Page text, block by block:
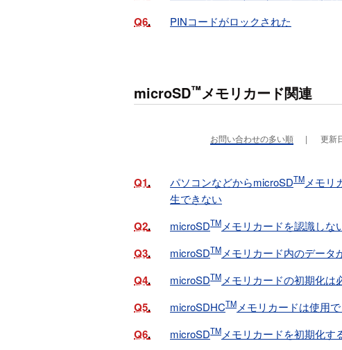
Q6 PINコードがロックされた
microSD™メモリカード関連
お問い合わせの多い順 更新
Q1 パソコンなどからmicroSDTMメモリ
生できない
Q2 microSDTMメモリカードを認識しな
Q3 microSDTMメモリカード内のデータ
Q4 microSDTMメモリカードの初期化は
Q5 microSDHCTMメモリカードは使用
Q6 microSDTMメモリカードを初期化す